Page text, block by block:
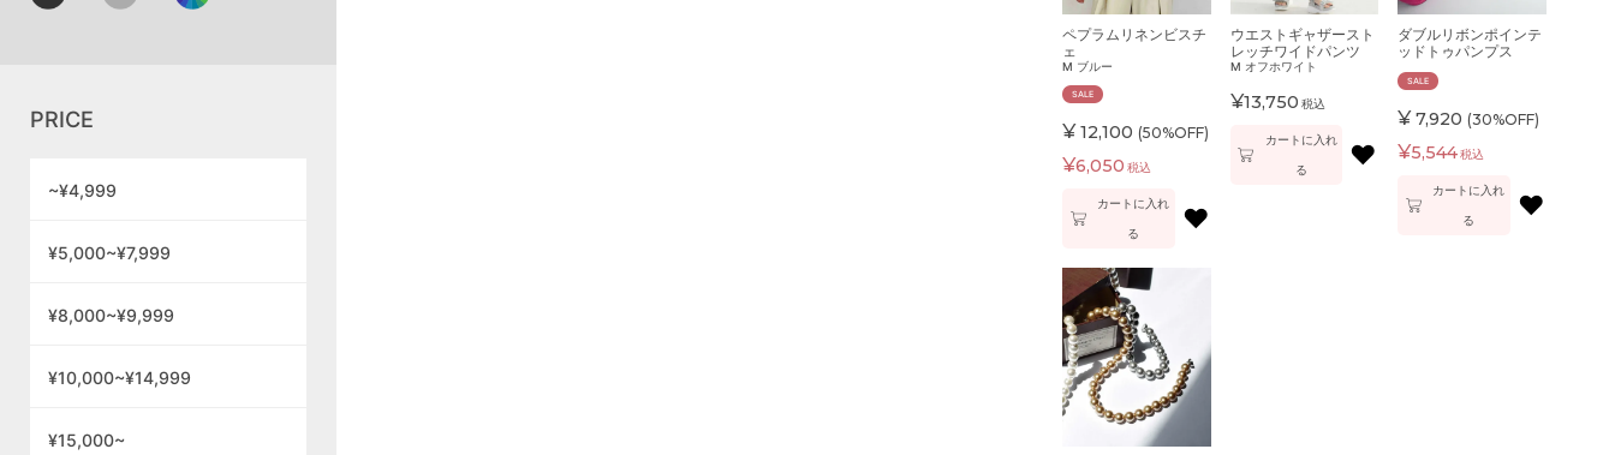
PRICE
~¥4,999
¥5,000~¥7,999
¥8,000~¥9,999
¥10,000~¥14,999
¥15,000~
ペプラムリネンビスチ
ェ
M ブルー
SALE
¥ 12,100 (50%OFF)
¥6,050 税込
カートに入れ
る ♥
ウエストギャザースト
レッチワイドパンツ
M オフホワイト
¥13,750 税込
カートに入れ
る ♥
ダブルリボンポインテ
ッドトゥパンプス
SALE
¥ 7,920 (30%OFF)
¥5,544税込
カートに入れ
る ♥